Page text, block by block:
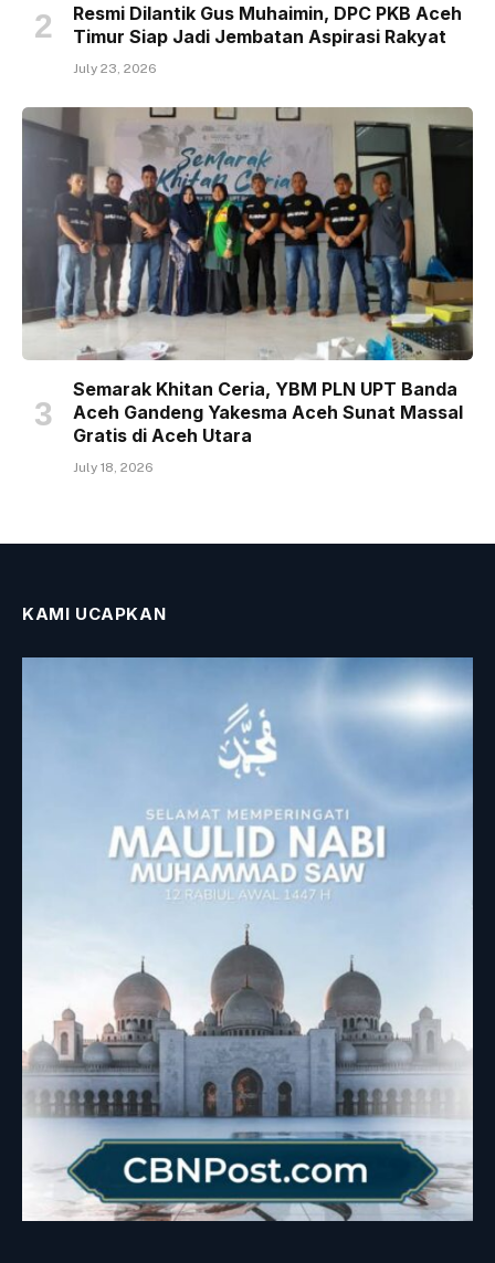
Resmi Dilantik Gus Muhaimin, DPC PKB Aceh
Timur Siap Jadi Jembatan Aspirasi Rakyat
July 23, 2026
Semarak Khitan Ceria, YBM PLN UPT Banda
Aceh Gandeng Yakesma Aceh Sunat Massal
Gratis di Aceh Utara
July 18, 2026
KAMI UCAPKAN